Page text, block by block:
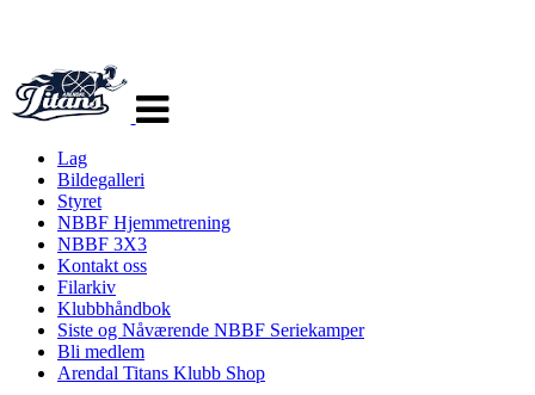
navigasjon
Lag
Bildegalleri
Styret
NBBF Hjemmetrening
NBBF 3X3
Kontakt oss
Filarkiv
Klubbhåndbok
Siste og Nåværende NBBF Seriekamper
Bli medlem
Arendal Titans Klubb Shop